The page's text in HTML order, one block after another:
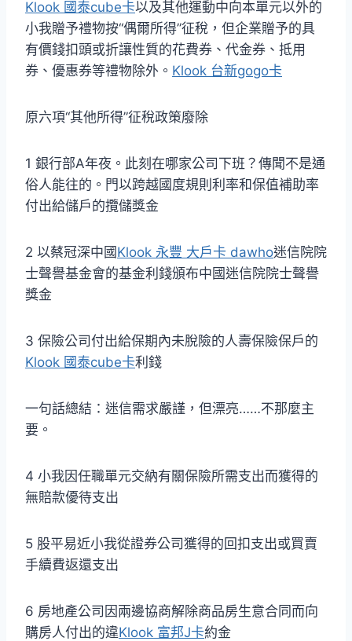
Klook 國泰cube卡以及其他運動中向本單元以外的
小我贈予禮物按“偶爾所得”征稅，但企業贈予的具
有價錢扣頭或折讓性質的花費券、代金券、抵用
券、優惠券等禮物除外。 Klook 台新gogo卡
原六項“其他所得”征稅政策廢除
1 銀行部A年夜。此刻在哪家公司下班？傳聞不是通
俗人能往的。門以跨越國度規則利率和保值補助率
付出給儲戶的攬儲獎金
2 以蔡冠深中國Klook 永豐 大戶卡 dawho迷信院院
士聲譽基金會的基金利錢頒布中國迷信院院士聲譽
獎金
3 保險公司付出給保期內未脫險的人壽保險保戶的
Klook 國泰cube卡利錢
一句話總結：迷信需求嚴謹，但漂亮……不那麼主
要。
4 小我因任職單元交納有關保險所需支出而獲得的
無賠款優待支出
5 股平易近小我從證券公司獲得的回扣支出或買賣
手續費返還支出
6 房地產公司因兩邊協商解除商品房生意合同而向
購房人付出的違Klook 富邦J卡約金